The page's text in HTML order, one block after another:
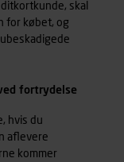
skal
for købet, og
fortrydelse
hvis du
aflevere
kommer